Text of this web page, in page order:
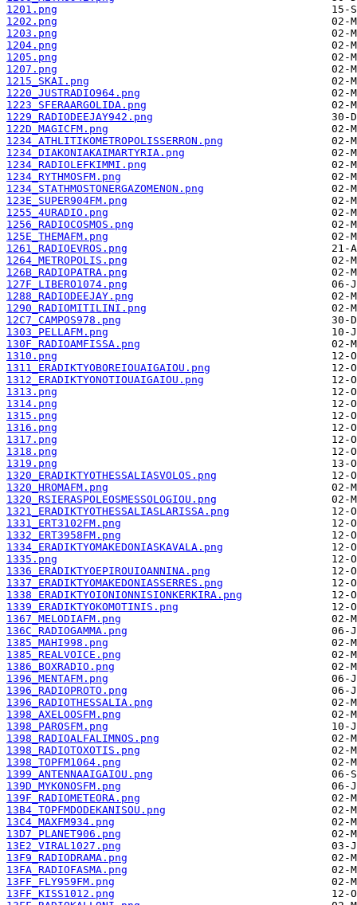
1201.png
1202.png
1203.png
1204.png
1205.png
1207.png
1215_SKAI.png
1220_JUSTRADIO964.png
1223_SFERAARGOLIDA.png
1229_RADIODEEJAY942.png
122D_MAGICFM.png
1234_ATHLITIKOMETROPOLISSERRON.png
1234_DIAKONIAKAIMARTYRIA.png
1234_RADIOLEFKIMMI.png
1234_RYTHMOSFM.png
1234_STATHMOSTONERGAZOMENON.png
123E_SUPER904FM.png
1255_4URADIO.png
1256_RADIOCOSMOS.png
125E_THEMAFM.png
1261_RADIOEVROS.png
1264_METROPOLIS.png
126B_RADIOPATRA.png
127F_LIBERO1074.png
1288_RADIODEEJAY.png
1290_RADIOMITILINI.png
12C7_CAMPOS978.png
1303_PELLAFM.png
130F_RADIOAMFISSA.png
1310.png
1311_ERADIKTYOBOREIOUAIGAIOU.png
1312_ERADIKTYONOTIOUAIGAIOU.png
1313.png
1314.png
1315.png
1316.png
1317.png
1318.png
1319.png
1320_ERADIKTYOTHESSALIASVOLOS.png
1320_HROMAFM.png
1320_RSIERASPOLEOSMESSOLOGIOU.png
1321_ERADIKTYOTHESSALIASLARISSA.png
1331_ERT3102FM.png
1332_ERT3958FM.png
1334_ERADIKTYOMAKEDONIASKAVALA.png
1335.png
1336_ERADIKTYOEPIROUIOANNINA.png
1337_ERADIKTYOMAKEDONIASSERRES.png
1338_ERADIKTYOIONIONNISIONKERKIRA.png
1339_ERADIKTYOKOMOTINIS.png
1367_MELODIAFM.png
136C_RADIOGAMMA.png
1385_MAHI998.png
1385_REALVOICE.png
1386_BOXRADIO.png
1396_MENTAFM.png
1396_RADIOPROTO.png
1396_RADIOTHESSALIA.png
1398_AXELOOSFM.png
1398_PAROSFM.png
1398_RADIOALFALIMNOS.png
1398_RADIOTOXOTIS.png
1398_TOPFM1064.png
1399_ANTENNAAIGAIOU.png
139D_MYKONOSFM.png
139F_RADIOMETEORA.png
13B4_TOPFMDODEKANISOU.png
13C4_MAXFM934.png
13D7_PLANET906.png
13E2_VIRAL1027.png
13F9_RADIODRAMA.png
13FA_RADIOFASMA.png
13FF_FLY959FM.png
13FF_KISS1012.png